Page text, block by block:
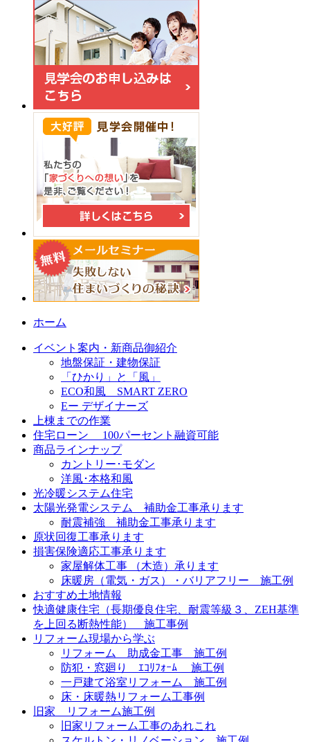
ホーム
イベント案内・新商品御紹介
地盤保証・建物保証
「ひかり」と「風」
ECO和風 SMART ZERO
Eー デザイナーズ
上棟までの作業
住宅ローン 100パーセント融資可能
商品ラインナップ
カントリー･モダン
洋風･本格和風
光冷暖システム住宅
太陽光発電システム 補助金工事承ります
耐震補強 補助金工事承ります
原状回復工事承ります
損害保険適応工事承ります
家屋解体工事 （木造）承ります
床暖房（電気・ガス）・バリアフリー 施工例
おすすめ土地情報
快適健康住宅（長期優良住宅、耐震等級３、ZEH基準
を上回る断熱性能） 施工事例
リフォーム現場から学ぶ
リフォーム 助成金工事 施工例
防犯・窓廻り ｴｺﾘﾌｫｰﾑ 施工例
一戸建て浴室リフォーム 施工例
床・床暖熱リフォーム工事例
旧家 リフォーム施工例
旧家リフォーム工事のあれこれ